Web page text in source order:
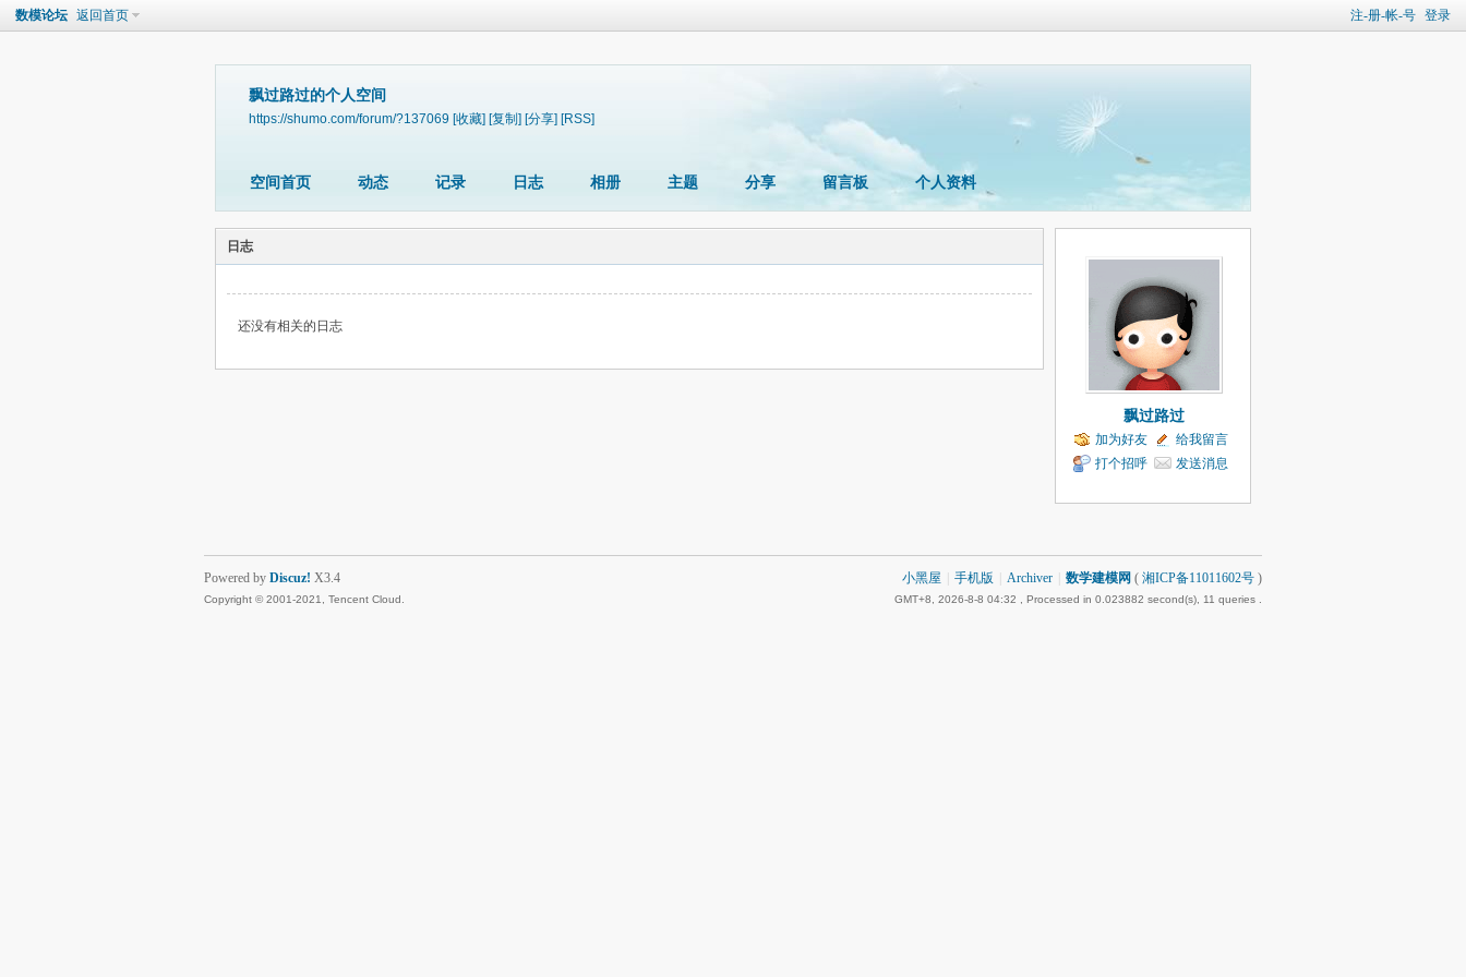
注-册-帐-号 登录
数模论坛 返回首页
飘过路过的个人空间
https://shumo.com/forum/?137069 [收藏] [复制] [分享] [RSS]
空间首页 动态 记录 日志 相册 主题 分享 留言板 个人资料
日志
还没有相关的日志
飘过路过
加为好友
给我留言
打个招呼
发送消息
小黑屋 手机版 Archiver 数学建模网 ( 湘ICP备11011602号 )
GMT+8, 2026-8-8 04:32 , Processed in 0.023882 second(s), 11 queries .
Powered by Discuz! X3.4
Copyright © 2001-2021, Tencent Cloud.